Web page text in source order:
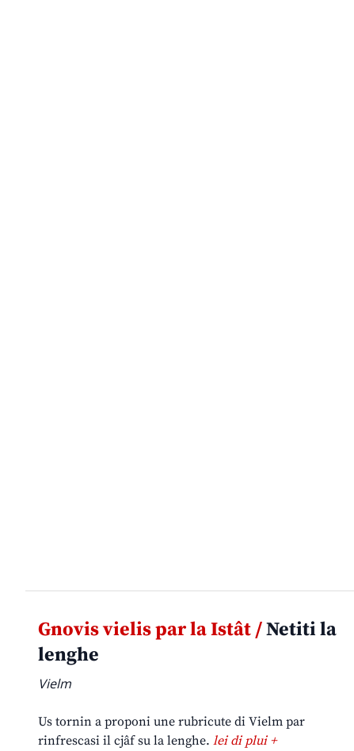
Gnovis vielis par la Istât /Netiti la
lenghe
Vielm
Us tornin a proponi une rubricute di Vielm par
rinfrescasi il cjâf su la lenghe. lei di plui +